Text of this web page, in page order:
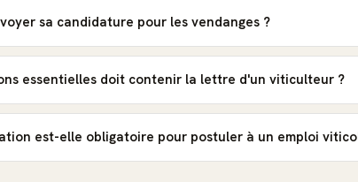
sa candidature pour les vendanges ?
essentielles doit contenir la lettre d'un viticulteur ?
est-elle obligatoire pour postuler à un emploi